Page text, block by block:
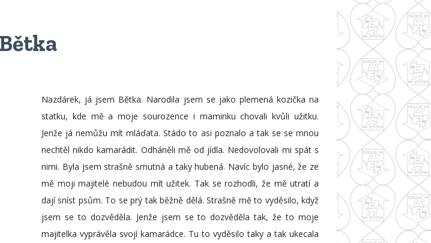
Bětka
Nazdárek, já jsem Bětka. Narodila jsem se jako plemená kozička na
statku, kde mě a moje sourozence i maminku chovali kvůli užitku.
Jenže já nemůžu mít mláďata. Stádo to asi poznalo a tak se se mnou
nechtěl nikdo kamarádit. Odháněli mě od jídla. Nedovolovali mi spát s
nimi. Byla jsem strašně smutná a taky hubená. Navíc bylo jasné, že ze
mě moji majitelé nebudou mít užitek. Tak se rozhodli, že mě utratí a
dají sníst psům. To se prý tak běžně dělá. Strašně mě to vyděsilo, když
jsem se to dozvěděla. Jenže jsem se to dozvěděla tak, že to moje
majitelka vyprávěla svojí kamarádce. Tu to vyděsilo taky a tak ukecala